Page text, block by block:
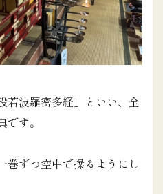
若波羅密多経」といい、全
す。
巻ずつ空中で操るようにし